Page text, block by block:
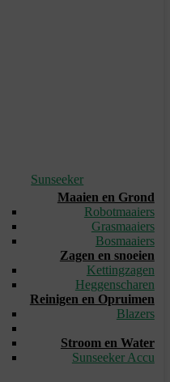
Sunseeker
Maaien en Grond
Robotmaaiers
Grasmaaiers
Bosmaaiers
Zagen en snoeien
Kettingzagen
Heggenscharen
Reinigen en Opruimen
Blazers
Stroom en Water
Sunseeker Accu